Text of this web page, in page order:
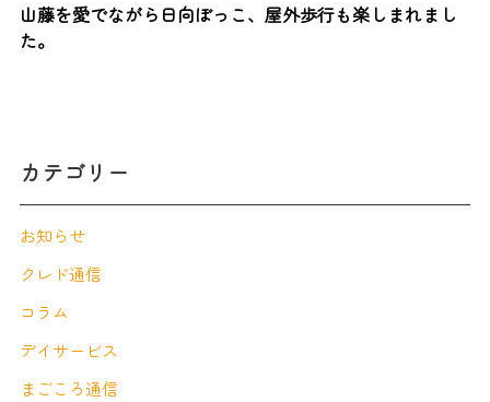
山藤を愛でながら日向ぼっこ、屋外歩行も楽しまれまし
た。
カテゴリー
お知らせ
クレド通信
コラム
デイサービス
まごころ通信